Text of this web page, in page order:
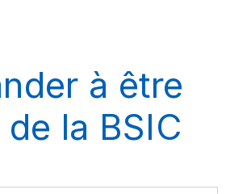
à être
la BSIC